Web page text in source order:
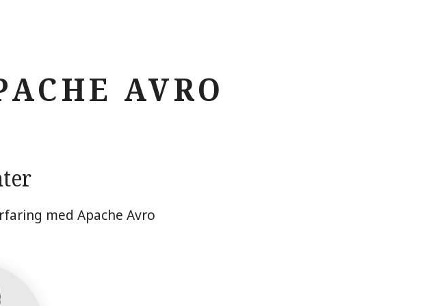
AVRO
med Apache Avro